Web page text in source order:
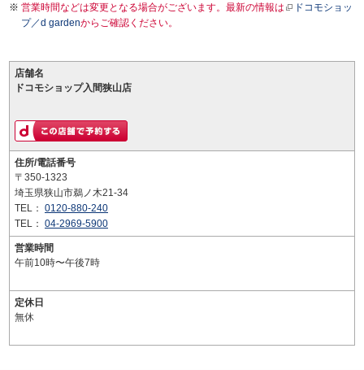
営業時間などは変更となる場合がございます。最新の情報は
ドコモショッ
プ／d gardenからご確認ください。
店舗名
ドコモショップ入間狭山店
住所/電話番号
〒350-1323
埼玉県狭山市鵜ノ木21-34
TEL： 0120-880-240
TEL： 04-2969-5900
営業時間
午前10時〜午後7時
定休日
無休